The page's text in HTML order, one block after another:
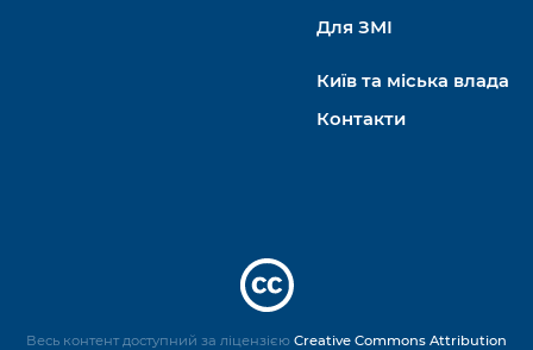
Для ЗМІ
Київ та міська влада
Контакти
Весь контент доступний за ліцензією Creative Commons Attribution